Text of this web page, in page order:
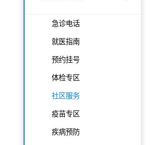
急诊电话
就医指南
预约挂号
体检专区
社区服务
疫苗专区
疾病预防